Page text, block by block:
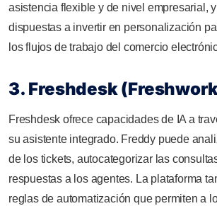
asistencia flexible y de nivel empresarial,
dispuestas a invertir en personalización
los flujos de trabajo del comercio
3. Freshdesk
Freshdesk ofrece capacidades de IA a
su asistente integrado. Freddy puede
de los tickets, autocategorizar las
respuestas a los agentes. La plataforma
reglas de automatización que permiten a